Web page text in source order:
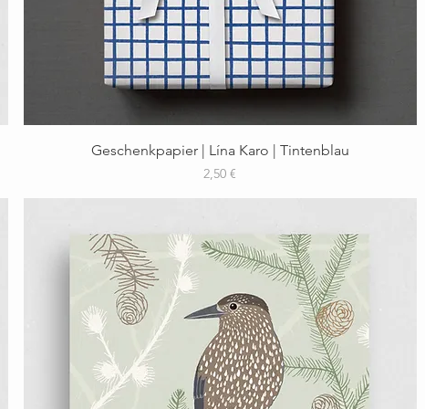
Schnellansicht
Geschenkpapier | Lína Karo | Tintenblau
Preis
2,50 €